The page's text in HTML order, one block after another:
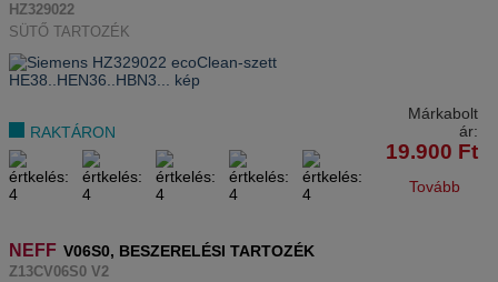
HZ329022
SÜTŐ TARTOZÉK
RAKTÁRON
Márkabolt
ár:
19.900 Ft
Tovább
NEFF V06S0, BESZERELÉSI TARTOZÉK
Z13CV06S0 V2